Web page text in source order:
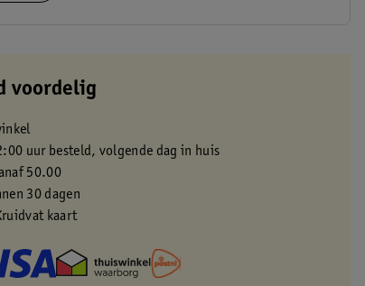
voordelig
uur besteld, volgende dag in huis
50.00
30 dagen
kaart